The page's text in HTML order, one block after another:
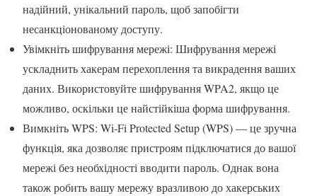
надійний, унікальний пароль, щоб запобігти
несанкціонованому доступу.
Увімкніть шифрування мережі: Шифрування мережі
ускладнить хакерам перехоплення та викрадення ваших
даних. Використовуйте шифрування WPA2, якщо це
можливо, оскільки це найстійкіша форма шифрування.
Вимкніть WPS: Wi-Fi Protected Setup (WPS) — це зручна
функція, яка дозволяє пристроям підключатися до вашої
мережі без необхідності вводити пароль. Однак вона
також робить вашу мережу вразливою до хакерських